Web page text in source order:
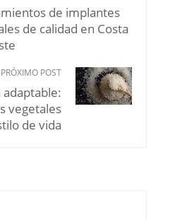
de implantes
de calidad en Costa
PRÓXIMO POST
vegetales
de vida